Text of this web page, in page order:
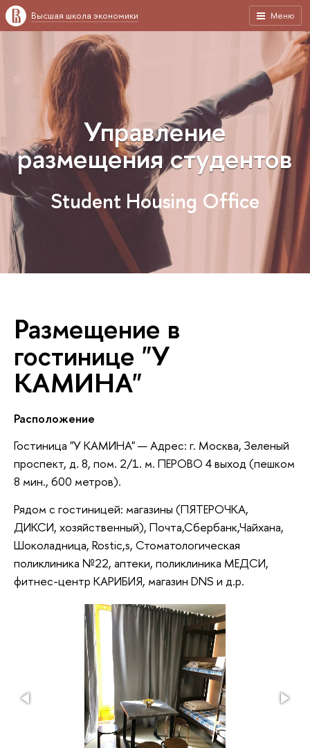
Меню
Высшая школа экономики
Управление
размещения студентов
Student Housing Office
Размещение в
гостинице "У
КАМИНА"
Расположение
Гостиница "У КАМИНА" — Адрес: г. Москва, Зеленый
проспект, д. 8, пом. 2/1. м. ПЕРОВО 4 выход (пешком
8 мин., 600 метров).
Рядом с гостиницей: магазины (ПЯТЕРОЧКА,
ДИКСИ, хозяйственный), Почта,Сбербанк,Чайхана,
Шоколадница, Rostic,s, Стоматологическая
поликлиника №22, аптеки, поликлиника МЕДСИ,
фитнес-центр КАРИБИЯ, магазин DNS и д.р.